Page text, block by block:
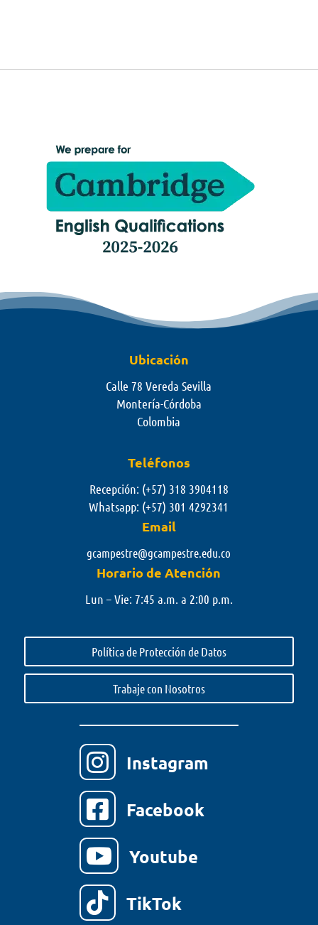
Ubicación
Calle 78 Vereda Sevilla
Montería-Córdoba
Colombia
Teléfonos
Recepción: (+57) 318 3904118
Whatsapp: (+57) 301 4292341
Email
gcampestre@gcampestre.edu.co
Horario de Atención
Lun – Vie: 7:45 a.m. a 2:00 p.m.
Política de Protección de Datos
Trabaje con Nosotros
 Instagram
 Facebook
 Youtube
 TikTok